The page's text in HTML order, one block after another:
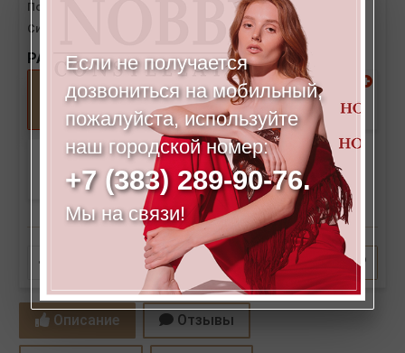
Посадка:
Силуэт:
РАЗМЕРЫ:
42 44
Добавить в корзину
Описание Отзывы
Если не получается
дозвониться на мобильный,
пожалуйста, используйте
наш городской номер:
+7 (383) 289-90-76.
Мы на связи!